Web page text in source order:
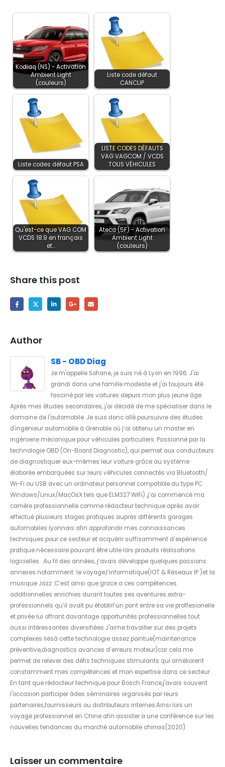
Kodiaq (NS) - Activation
Ambient Light
(couleurs)
Liste code défaut
CANCLIP
Liste codes défaut PSA
LISTE CODES DÉFAUTS
VAG VAGCOM / VCDS
TOUS VÉHICULES
Qu'est-ce que VAG COM
VCDS 18.9 en français
et…
Ateca (5F) - Activation
Ambient Light
(couleurs)
Share this post
Author
SB - OBD Diag
Je m'appelle Sofiane, je suis né à Lyon en 1996. J'ai
grandi dans une famille modeste et j'ai toujours été
fasciné par les voitures depuis mon plus jeune âge.
Après mes études secondaires, j'ai décidé de me spécialiser dans le
domaine de l'automobile. Je suis donc allé poursuivre des études
d'ingénieur automobile à Grenoble où j’ai obtenu un master en
ingénierie mécanique pour véhicules particuliers. Passionné par la
technologie OBD (On-Board Diagnostic), qui permet aux conducteurs
de diagnostiquer eux-mêmes leur voiture grâce au système
élaborée embarquées sur leurs véhicules connectés via Bluetooth/
Wi-Fi ou USB avec un ordinateur personnel compatible du type PC
Windows/Linux/MacOsX tels que ELM327 WiFi) ,j’ai commencé ma
carrière professionnelle comme rédacteur technique après avoir
effectué plusieurs stages pratiques auprès différents garages
automobiles lyonnais afin approfondir mes connaissances
techniques pour ce secteur et acquérir suffisamment d’expérience
pratique nécessaire pouvant être utile lors produits réalisations
logicielles . Au fil des années, j’avais développe quelques passions
annexes notamment :le voyage,l’informatique(IOT & Réseaux IP )et la
musique Jazz .C’est ainsi que grace a ces compétences
additionnelles enrichies durant toutes ses aventures extra-
professionnels qu’il avait pu établirl’un pont entre sa vie proffesionelle
et privée lui offrant davantage opportunités professionnelles tout
aussi intéressantes diversifiées J'aime travailler sur des projets
complexes liësà cette technologie assez pointue(maintenance
préventive,diagnostics avances d’erreurs moteur)car cela me
permet de relever des défis techniques stimulants qui améliorent
constamment mes compétences et mon expertise dans ce secteur.
En tant que rédacteur technique pour Bosch France,j'avais souvent
l'occasion participer àdes séminaires organisés par leurs
partenaires,fournisseurs ou distributeurs internes.Ainsi lors un
voyage professionnel en Chine afin assister a une conférence sur les
nouvelles tendances du marché automobile chinois(2020)
Laisser un commentaire